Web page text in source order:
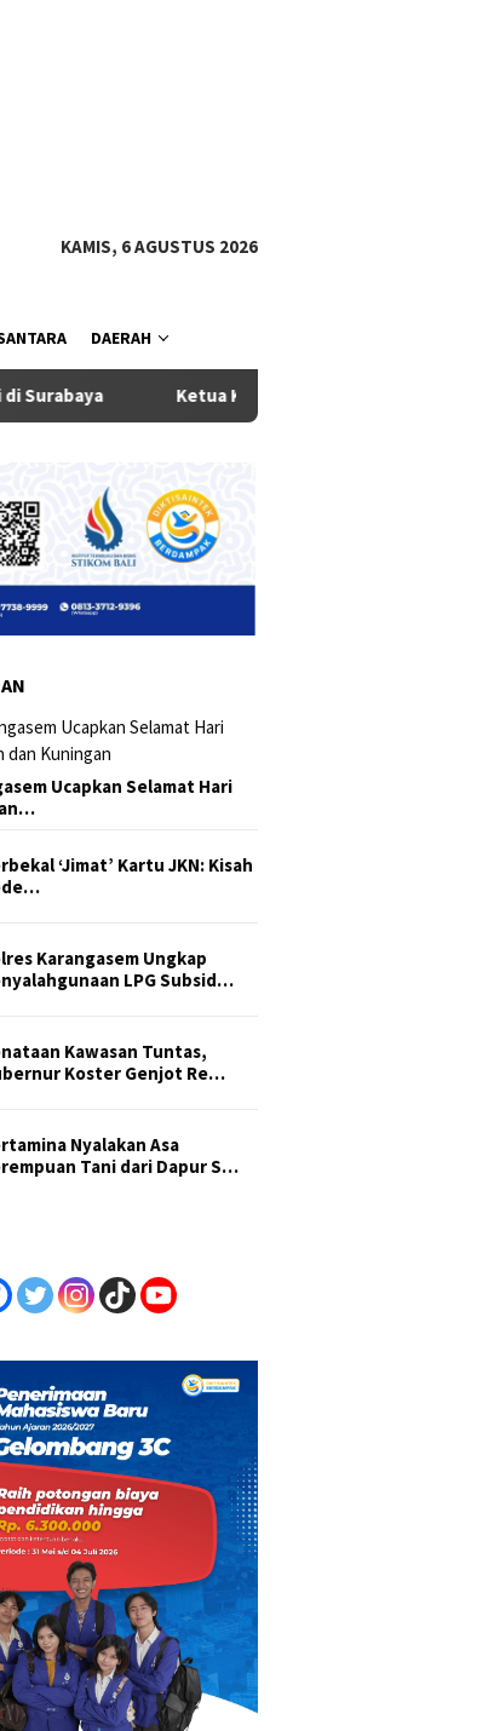
KAMIS, 6 AGUSTUS 2026
DAERAH
Ketua Komisi III DPRD Badung Dukung Eksekutif
Ucapkan Selamat Hari
‘Jimat’ Kartu JKN: Kisah
Karangasem Ungkap
LPG Subsid…
Kawasan Tuntas,
Koster Genjot Re…
Nyalakan Asa
Tani dari Dapur S…